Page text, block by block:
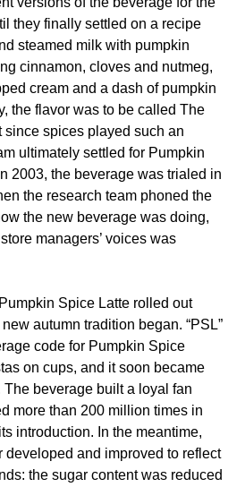
they finally settled on a recipe
steamed milk with pumpkin
cinnamon, cloves and nutmeg,
cream and a dash of pumpkin
the flavor was to be called The
since spices played such an
ultimately settled for Pumpkin
2003, the beverage was trialed in
the research team phoned the
the new beverage was doing,
managers’ voices was
Spice Latte rolled out
autumn tradition began. “PSL”
code for Pumpkin Spice
on cups, and it soon became
The beverage built a loyal fan
more than 200 million times in
introduction. In the meantime,
developed and improved to reflect
the sugar content was reduced